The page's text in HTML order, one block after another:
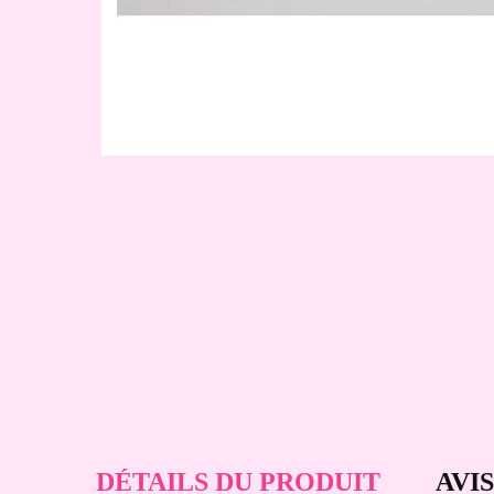
DÉTAILS DU PRODUIT